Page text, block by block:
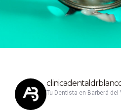
Tu Dentista en Barberá